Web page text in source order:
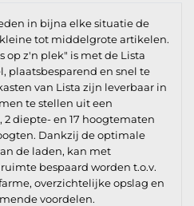
in bijna elke situatie de
tot middelgrote artikelen.
op z'n plek" is met de Lista
plaatsbesparend en snel te
van Lista zijn leverbaar in
te stellen uit een
diepte- en 17 hoogtematen
Dankzij de optimale
de laden, kan met
bespaard worden t.o.v.
overzichtelijke opslag en
voordelen.